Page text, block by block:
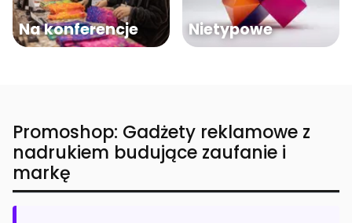
Na konferencje Nietypowe
Promoshop: Gadżety reklamowe z
nadrukiem budujące zaufanie i
markę